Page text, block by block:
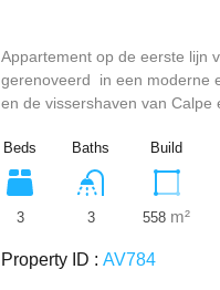
Appartement op de eerste lijn
gerenoveerd in een moderne
en de vissershaven van Calpe
Beds
3
Baths
3
Build
558 m²
Property ID :AV784